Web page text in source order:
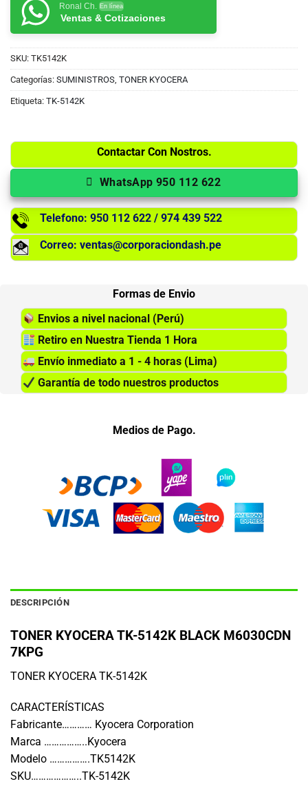
Ronal Ch. En línea
Ventas & Cotizaciones
SKU: TK5142K
Categorías: SUMINISTROS, TONER KYOCERA
Etiqueta: TK-5142K
Contactar Con Nostros.
WhatsApp 950 112 622
Telefono: 950 112 622 / 974 439 522
Correo: ventas@corporaciondash.pe
Formas de Envio
Envios a nivel nacional (Perú)
Retiro en Nuestra Tienda 1 Hora
Envío inmediato a 1 - 4 horas (Lima)
Garantía de todo nuestros productos
Medios de Pago.
DESCRIPCIÓN
TONER KYOCERA TK-5142K BLACK M6030CDN
7KPG
TONER KYOCERA TK-5142K
CARACTERÍSTICAS
Fabricante………… Kyocera Corporation
Marca ……………..Kyocera
Modelo …………….TK5142K
SKU………………..TK-5142K